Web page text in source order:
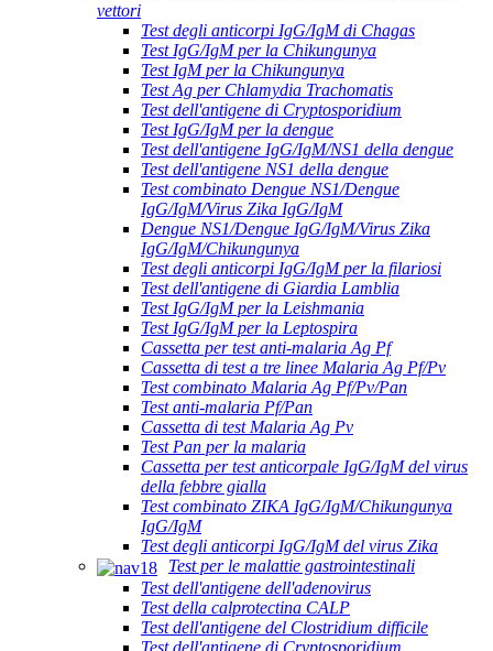
vettori
Test degli anticorpi IgG/IgM di Chagas
Test IgG/IgM per la Chikungunya
Test IgM per la Chikungunya
Test Ag per Chlamydia Trachomatis
Test dell'antigene di Cryptosporidium
Test IgG/IgM per la dengue
Test dell'antigene IgG/IgM/NS1 della dengue
Test dell'antigene NS1 della dengue
Test combinato Dengue NS1/Dengue
IgG/IgM/Virus Zika IgG/IgM
Dengue NS1/Dengue IgG/IgM/Virus Zika
IgG/IgM/Chikungunya
Test degli anticorpi IgG/IgM per la filariosi
Test dell'antigene di Giardia Lamblia
Test IgG/IgM per la Leishmania
Test IgG/IgM per la Leptospira
Cassetta per test anti-malaria Ag Pf
Cassetta di test a tre linee Malaria Ag Pf/Pv
Test combinato Malaria Ag Pf/Pv/Pan
Test anti-malaria Pf/Pan
Cassetta di test Malaria Ag Pv
Test Pan per la malaria
Cassetta per test anticorpale IgG/IgM del virus
della febbre gialla
Test combinato ZIKA IgG/IgM/Chikungunya
IgG/IgM
Test degli anticorpi IgG/IgM del virus Zika
Test per le malattie gastrointestinali
Test dell'antigene dell'adenovirus
Test della calprotectina CALP
Test dell'antigene del Clostridium difficile
Test dell'antigene di Cryptosporidium